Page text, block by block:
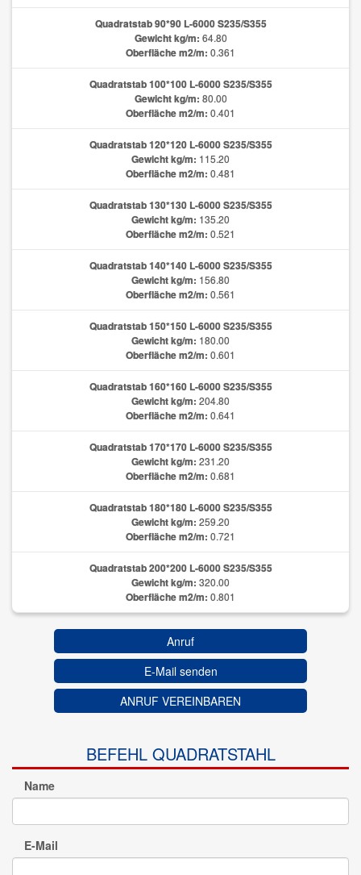
Quadratstab 90*90 L-6000 S235/S355
Gewicht kg/m: 64.80
Oberfläche m2/m: 0.361
Quadratstab 100*100 L-6000 S235/S355
Gewicht kg/m: 80.00
Oberfläche m2/m: 0.401
Quadratstab 120*120 L-6000 S235/S355
Gewicht kg/m: 115.20
Oberfläche m2/m: 0.481
Quadratstab 130*130 L-6000 S235/S355
Gewicht kg/m: 135.20
Oberfläche m2/m: 0.521
Quadratstab 140*140 L-6000 S235/S355
Gewicht kg/m: 156.80
Oberfläche m2/m: 0.561
Quadratstab 150*150 L-6000 S235/S355
Gewicht kg/m: 180.00
Oberfläche m2/m: 0.601
Quadratstab 160*160 L-6000 S235/S355
Gewicht kg/m: 204.80
Oberfläche m2/m: 0.641
Quadratstab 170*170 L-6000 S235/S355
Gewicht kg/m: 231.20
Oberfläche m2/m: 0.681
Quadratstab 180*180 L-6000 S235/S355
Gewicht kg/m: 259.20
Oberfläche m2/m: 0.721
Quadratstab 200*200 L-6000 S235/S355
Gewicht kg/m: 320.00
Oberfläche m2/m: 0.801
Anruf
E-Mail senden
ANRUF VEREINBAREN
BEFEHL QUADRATSTAHL
Name
E-Mail